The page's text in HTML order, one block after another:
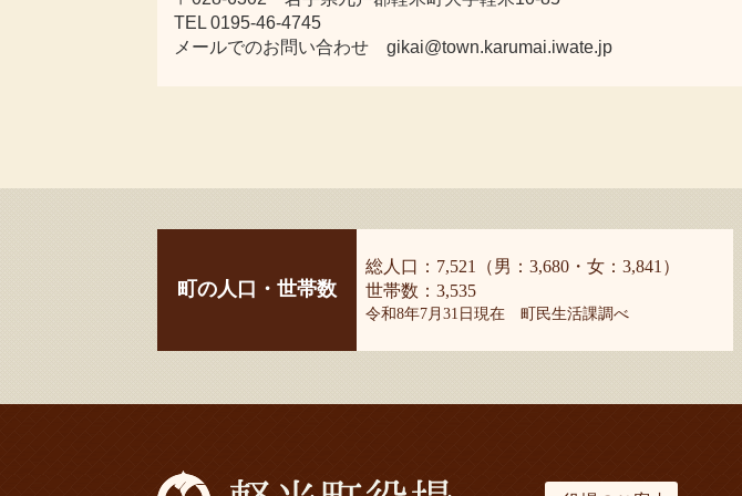
TEL 0195-46-4745
メールでのお問い合わせ gikai@town.karumai.iwate.jp
町の人口・世帯数
総人口：7,521（男：3,680・女：3,841）
世帯数：3,535
令和8年7月31日現在 町民生活課調べ